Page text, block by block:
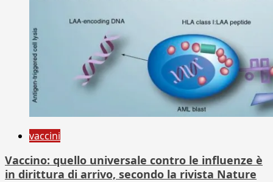
vaccini
Vaccino: quello universale contro le influenze è
in dirittura di arrivo, secondo la rivista Nature